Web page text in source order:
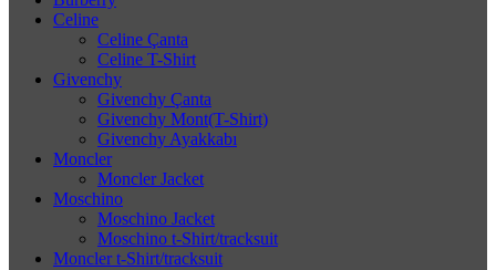
Celine
Celine Çanta
Celine T-Shirt
Givenchy
Givenchy Çanta
Givenchy Mont(T-Shirt)
Givenchy Ayakkabı
Moncler
Moncler Jacket
Moschino
Moschino Jacket
Moschino t-Shirt/tracksuit
Moncler t-Shirt/tracksuit